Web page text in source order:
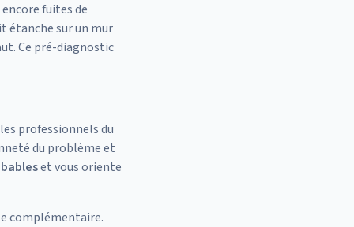
fuites de
étanche sur un mur
Ce pré-diagnostic
professionnels du
du problème et
et vous oriente
complémentaire.